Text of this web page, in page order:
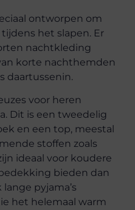
ontworpen om
het slapen. Er
nachtkleding
korte nachthemden
daartussenin.
voor heren
Dit is een tweedelig
en een top, meestal
stoffen zoals
ideaal voor koudere
bieden dan
pyjama’s
het helemaal warm